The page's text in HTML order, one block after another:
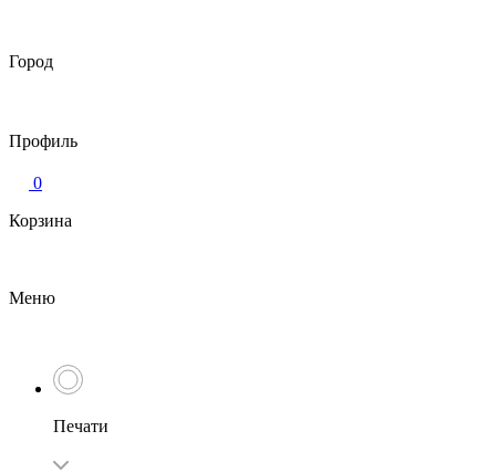
Город
Профиль
0
Корзина
Меню
Печати